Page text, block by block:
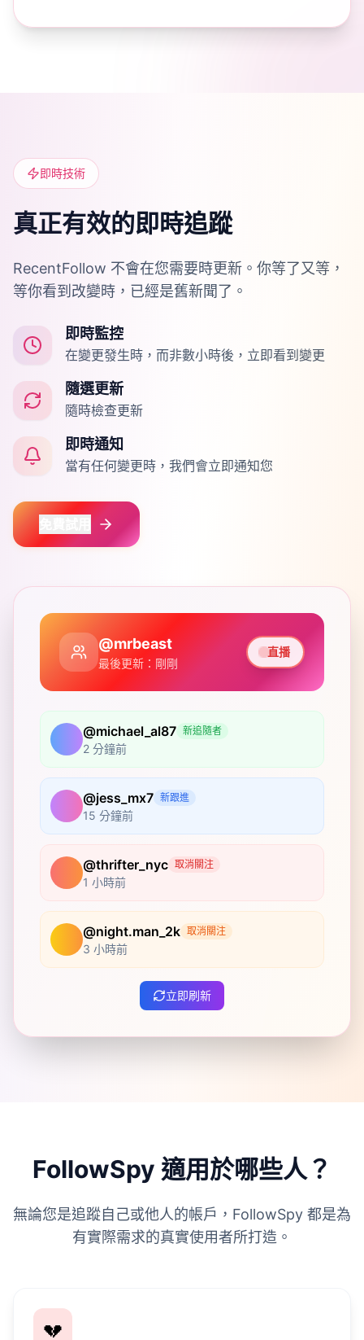
即時技術
真正有效的即時追蹤
RecentFollow 不會在您需要時更新。你等了又等，
等你看到改變時，已經是舊新聞了。
即時監控
在變更發生時，而非數小時後，立即看到變更
隨選更新
隨時檢查更新
即時通知
當有任何變更時，我們會立即通知您
@mrbeast
最後更新：剛剛
直播
@michael_al87 新追隨者
2 分鐘前
@jess_mx7 新跟進
15 分鐘前
@thrifter_nyc 取消關注
1 小時前
@night.man_2k 取消關注
3 小時前
立即刷新
FollowSpy 適用於哪些人？
無論您是追蹤自己或他人的帳戶，FollowSpy 都是為
有實際需求的真實使用者所打造。
💔